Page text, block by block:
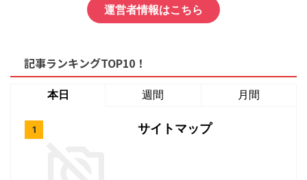
運営者情報はこちら
記事ランキングTOP10！
本日 週間 月間
サイトマップ